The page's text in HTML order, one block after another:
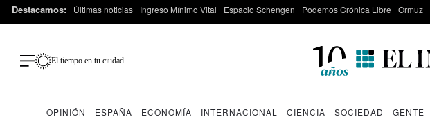
Destacamos: Últimas noticias Ingreso Mínimo Vital Espacio Schengen Podemos Crónica Libre Ormuz
El tiempo en tu ciudad
OPINIÓN ESPAÑA ECONOMÍA INTERNACIONAL CIENCIA SOCIEDAD GENTE